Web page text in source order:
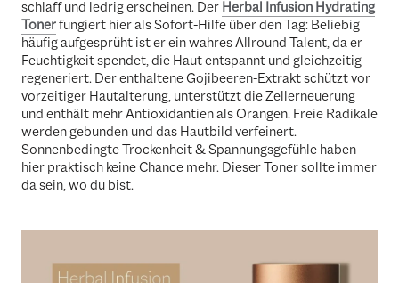
schlaff und ledrig erscheinen. Der Herbal Infusion Hydrating
Tonerfungiert hier als Sofort-Hilfe über den Tag: Beliebig
häufig aufgesprüht ist er ein wahres Allround Talent, da er
Feuchtigkeit spendet, die Haut entspannt und gleichzeitig
regeneriert. Der enthaltene Gojibeeren-Extrakt schützt vor
vorzeitiger Hautalterung, unterstützt die Zellerneuerung
und enthält mehr Antioxidantien als Orangen. Freie Radikale
werden gebunden und das Hautbild verfeinert.
Sonnenbedingte Trockenheit & Spannungsgefühle haben
hier praktisch keine Chance mehr. Dieser Toner sollte immer
da sein, wo du bist.